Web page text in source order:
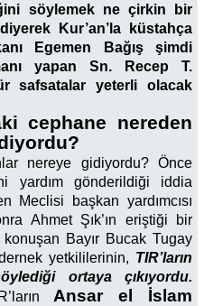
söylemek ne çirkin bir
Kur’an’la küstahça
Egemen Bağış şimdi
yapan Sn. Recep T.
safsatalar yeterli olacak
cephane nereden
nereye gidiyordu? Önce
yardım gönderildiği iddia
Meclisi başkan yardımcısı
Ahmet Şık’ın eriştiği bir
Bayır Bucak Tugay
yetkililerinin, TIR’ların
ortaya çıkıyordu.
Ansar el İslam